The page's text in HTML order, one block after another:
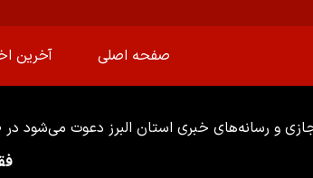
صفحه اصلی آخرین
و رسانه‌های خبری استان البرز دعوت می‌شود در